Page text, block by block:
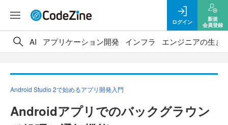
ログイン
新規
会員登録
AI アプリケーション開発 インフラ エンジニアの生き
Android Studio 2で始めるアプリ開発入門
Androidアプリでのバックグラウン